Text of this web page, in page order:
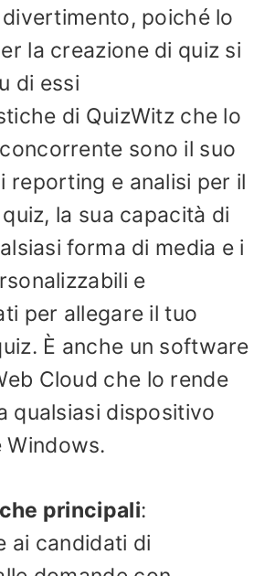
poiché lo
la creazione di quiz si
di essi
di QuizWitz che lo
sono il suo
reporting e analisi per il
la sua capacità di
forma di media e i
e
per allegare il tuo
È anche un software
Cloud che lo rende
qualsiasi dispositivo
Windows.
principali:
ai candidati di